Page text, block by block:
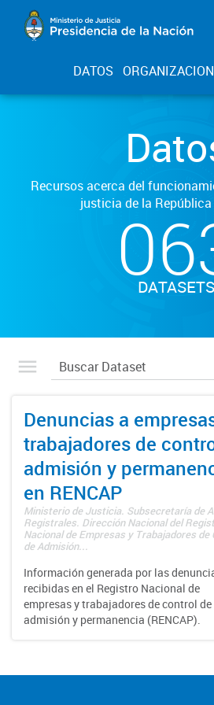
DATOS
Recursos acerca del
justicia de la
DATASETS
Denuncias a
trabajadores de
admisión y
en RENCAP
Ministerio de Justicia. Subsecretaría de
Registrales. Dirección Nacional del
Nacional de Empresas y Trabajadores de
de Admisión...
Información generada por las
recibidas en el Registro Nacional de
empresas y trabajadores de control de
admisión y permanencia (RENCAP).